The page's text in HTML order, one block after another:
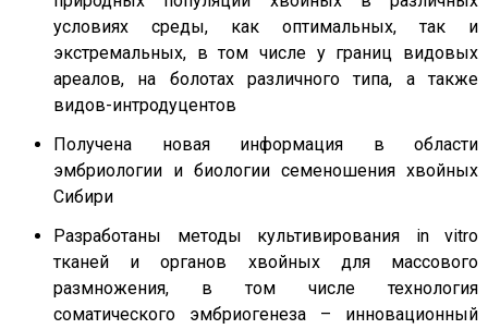
условиях среды, как оптимальных, так и
экстремальных, в том числе у границ видовых
ареалов, на болотах различного типа, а также
видов-интродуцентов
Получена новая информация в области
эмбриологии и биологии семеношения хвойных
Сибири
Разработаны методы культивирования in vitro
тканей и органов хвойных для массового
размножения, в том числе технология
соматического эмбриогенеза – инновационный